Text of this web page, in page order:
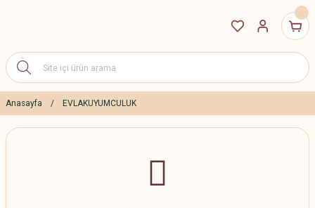
Anasayfa EVLAKUYUMCULUK